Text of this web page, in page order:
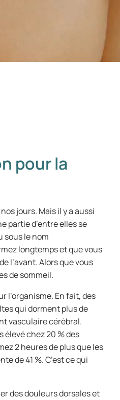
pour la
jours. Mais il y a aussi
partie d’entre elles se
sous le nom
longtemps et que vous
l’avant. Alors que vous
de sommeil.
l’organisme. En fait, des
qui dorment plus de
vasculaire cérébral.
chez 20 % des
2 heures de plus que les
de 41 %. C’est ce qui
des douleurs dorsales et